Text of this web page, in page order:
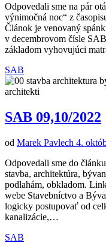
Odpovedali sme na pár
výnimočná noc“ z
Článok je venovaný
v decembrovom čísle
základom vyhovujúci
SAB
SAB 09,10/2022
od Marek Pavlech 4.
Odpovedali sme do
stavba, architektúra,
podlahám, obkladom.
webe Stavebníctvo a
logicky postupovať od
kanalizácie,…
SAB